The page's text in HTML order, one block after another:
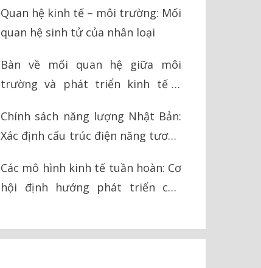
Quan hệ kinh tế – môi trường: Mối
quan hệ sinh tử của nhân loại
Bàn về mối quan hệ giữa môi
trường và phát triển kinh tế ở
Chính sách năng lượng Nhật Bản:
Xác định cấu trúc điện năng tương
Các mô hình kinh tế tuần hoàn: Cơ
hội định hướng phát triển cho